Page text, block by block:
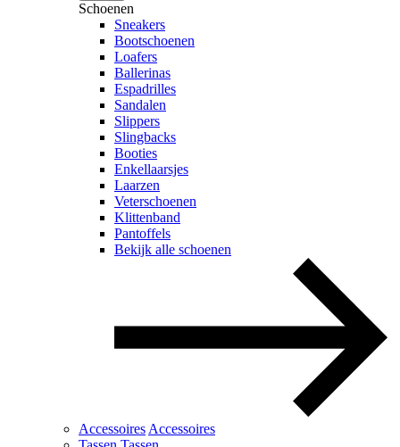
Schoenen
Sneakers
Bootschoenen
Loafers
Ballerinas
Espadrilles
Sandalen
Slippers
Slingbacks
Booties
Enkellaarsjes
Laarzen
Veterschoenen
Klittenband
Pantoffels
Bekijk alle schoenen
Accessoires Accessoires